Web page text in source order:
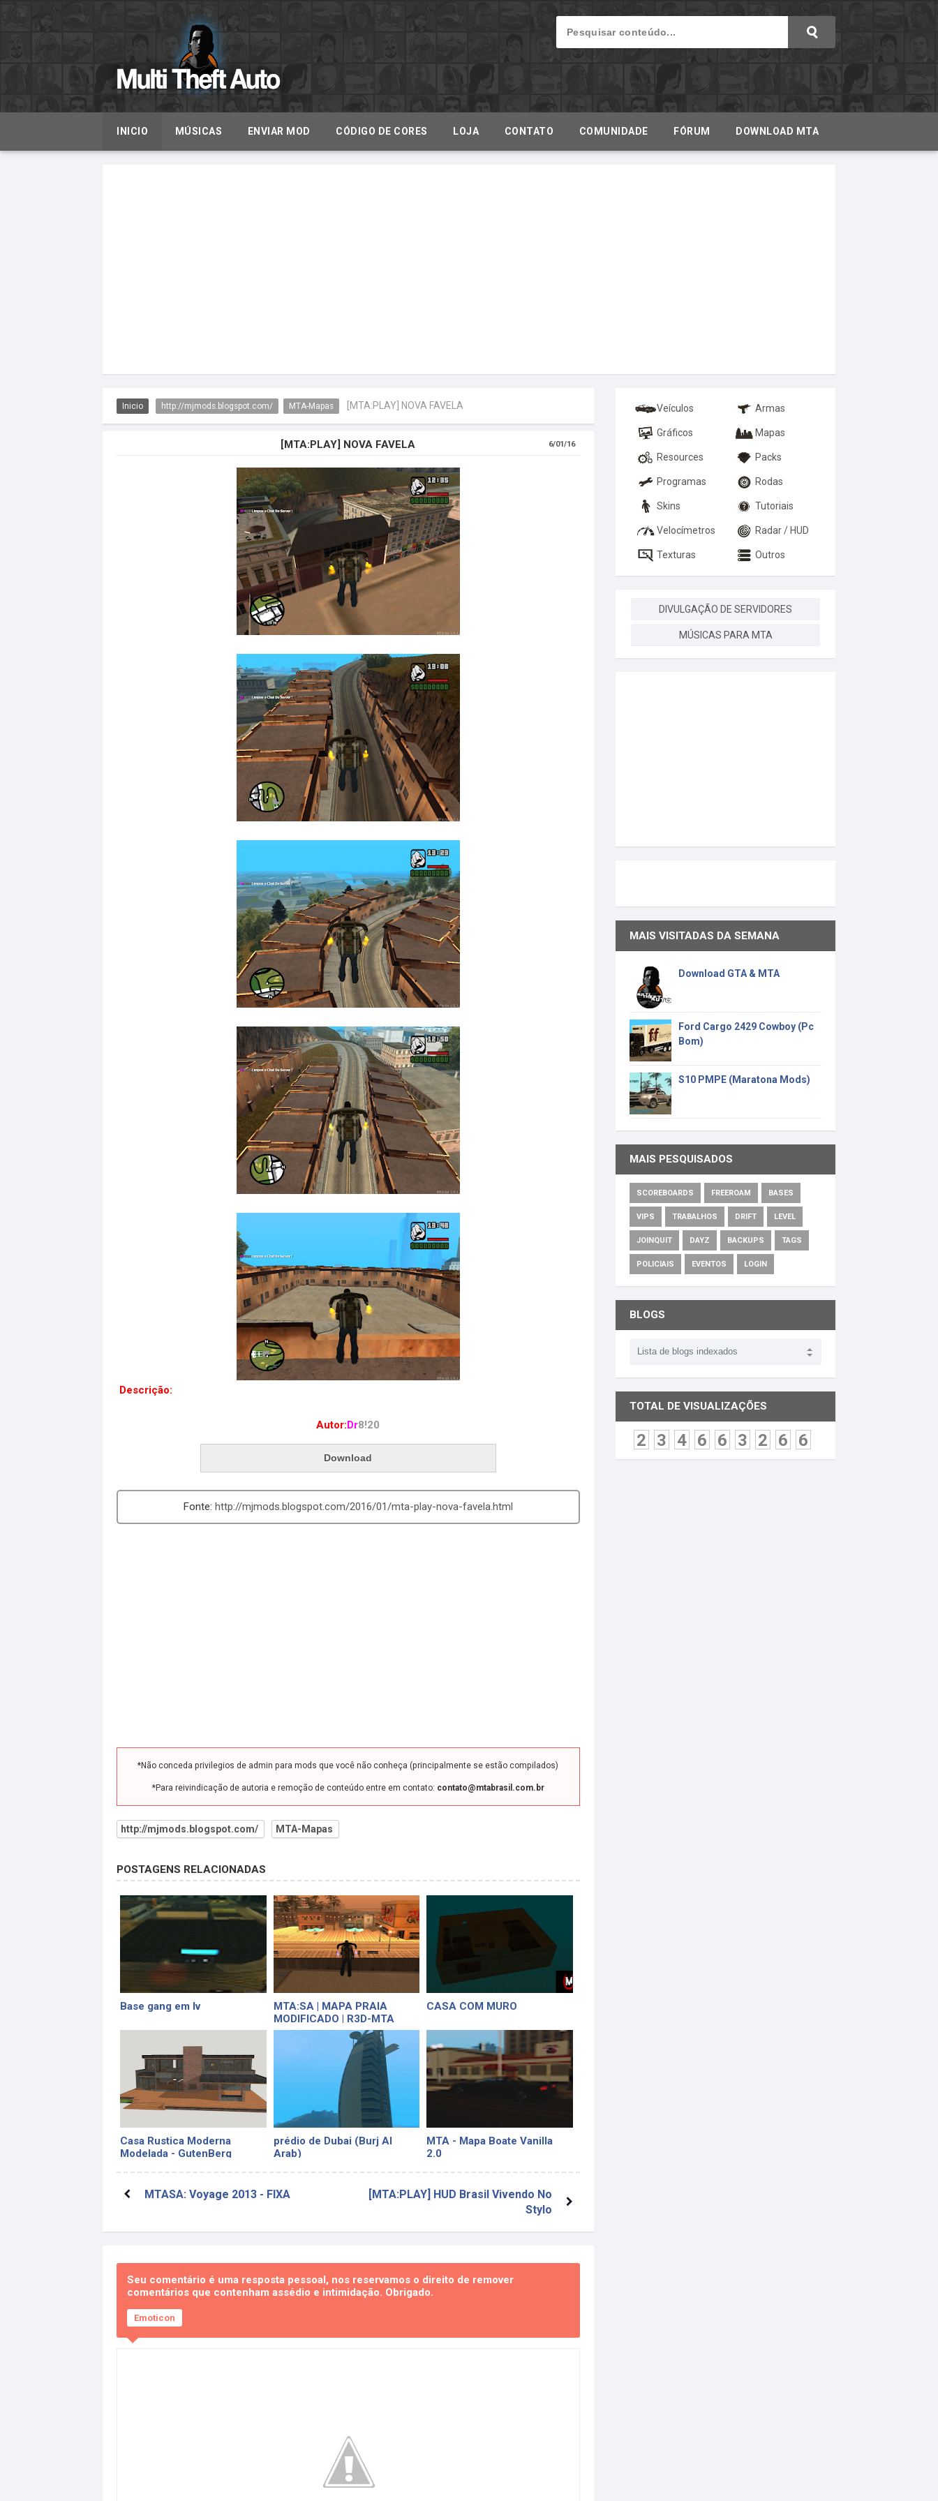
INICIO MÚSICAS ENVIAR MOD CÓDIGO DE CORES LOJA CONTATO COMUNIDADE FÓRUM DOWNLOAD MTA
Inicio http://mjmods.blogspot.com/ MTA-Mapas [MTA:PLAY] NOVA FAVELA
[MTA:PLAY] NOVA FAVELA 6/01/16
Descrição:
Autor:Dr8!20
Download
http://mjmods.blogspot.com/2016/01/mta-play-nova-favela.html
*Não conceda privilegios de admin para mods que você não conheça (principalmente se estão compilados)
*Para reivindicação de autoria e remoção de conteúdo entre em contato: contato@mtabrasil.com.br
http://mjmods.blogspot.com/ MTA-Mapas
POSTAGENS RELACIONADAS
Base gang em lv
MTA:SA | MAPA PRAIA
MODIFICADO | R3D-MTA
CASA COM MURO
Casa Rustica Moderna
Modelada - GutenBerg
prédio de Dubai (Burj Al
Arab)
MTA - Mapa Boate Vanilla
2.0
MTASA: Voyage 2013 - FIXA
[MTA:PLAY] HUD Brasil Vivendo No
Stylo
Seu comentário é uma resposta pessoal, nos reservamos o direito de remover
comentários que contenham assédio e intimidação. Obrigado.
Emoticon
Veículos Armas
Gráficos Mapas
Resources Packs
Programas Rodas
Skins Tutoriais
Velocímetros Radar / HUD
Texturas Outros
DIVULGAÇÃO DE SERVIDORES
MÚSICAS PARA MTA
MAIS VISITADAS DA SEMANA
Download GTA & MTA
Ford Cargo 2429 Cowboy (Pc
Bom)
S10 PMPE (Maratona Mods)
MAIS PESQUISADOS
SCOREBOARDS FREEROAM BASES
VIPS TRABALHOS DRIFT LEVEL
JOINQUIT DAYZ BACKUPS TAGS
POLICIAIS EVENTOS LOGIN
BLOGS
TOTAL DE VISUALIZAÇÕES
2 3 4 6 6 3 2 6 6